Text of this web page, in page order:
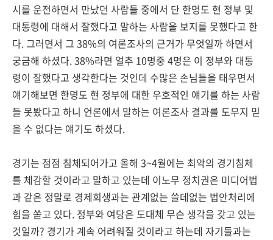
시를 운전하면서 만났던 사람들 중에서 단 한명도 현 정부 및
대통령에 대해서 잘했다고 말하는 사람을 보지를 못했다고 한
다. 그러면서 그 38%의 여론조사의 근거가 무엇일까 하면서
궁금해 하셨다. 38%라면 얼추 10명중 4명은 이 정부와 대통
령이 잘했다고 생각한다는 것인데 수많은 손님들을 태우면서
얘기해보면 한명도 현 정부에 대한 우호적인 얘기를 하는 사람
들 못봤다고 하니 언론에서 말하는 여론조사 결과를 도무지 믿
을 수 없다는 얘기도 하셨다.
경기는 점점 침체되어가고 올해 3~4월에는 최악의 경기침체
를 체감할 것이라고 말하고 있는데 이노무 정치권은 미디어법
과 같은 정말로 경제회생과는 관계없는 쓸데없는 법안처리에
힘을 쏟고 있다. 정부와 여당은 도대체 무슨 생각을 갖고 있는
것일까? 경기가 계속 어려워질 것이라고 하는데 자기들과는